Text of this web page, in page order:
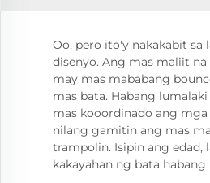
Oo, pero ito'y nakakabit sa
disenyo. Ang mas maliit
may mas mababang
mas bata. Habang
mas kooordinado ang mga
nilang gamitin ang mas
trampolin. Isipin ang edad,
kakayahan ng bata habang